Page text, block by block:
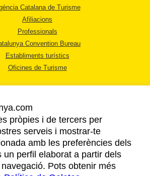
Catalana de Turisme
Afiliacions
Professionals
Convention Bureau
Establiments turístics
Oficines de Turisme
AVÍS LEGAL
POLÍTICA DE PRIVACITAT
COOKIES
pròpies i de tercers per
serveis i mostrar-te
amb les preferències dels
un perfil elaborat a partir dels
Pots obtenir més